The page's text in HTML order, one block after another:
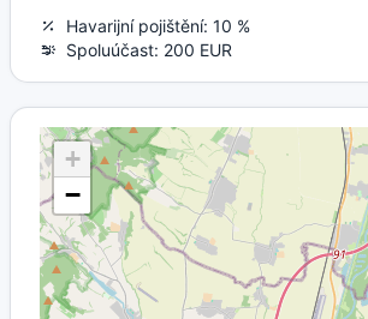
Havarijní pojištění: 10 %
Spoluúčast: 200 EUR
+
−